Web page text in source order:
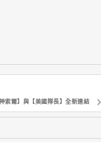
索爾】與【美國隊長】全新連結